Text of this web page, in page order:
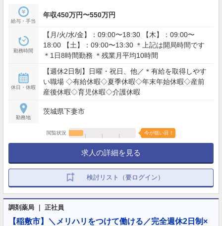
給与・手当
年収450万円〜550万円
勤務時間
【月/火/水/金】：09:00〜18:30 【木】：09:00〜
18:00 【土】：09:00〜13:30 ＊上記は開局時間です
＊1日8時間勤務 ＊残業月平均10時間
休日・休暇
【週休2日制】日曜・祝日、他／＊有給を取得しやす
い職場 ◇有給休暇◇夏季休暇◇年末年始休暇◇産前
産後休暇◇育児休暇◇介護休暇
勤務地
茨城県下妻市
閲覧状況 今が狙い目！
求人の詳細を見る
検討リスト（要ログイン）
調剤薬局 ｜ 正社員
【稲敷市】＼メリハリをつけて働ける／完全週休2日制×